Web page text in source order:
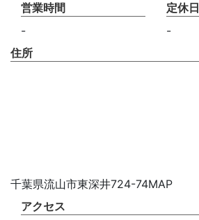
営業時間
-
定休日
-
住所
千葉県流山市東深井724-74MAP
アクセス